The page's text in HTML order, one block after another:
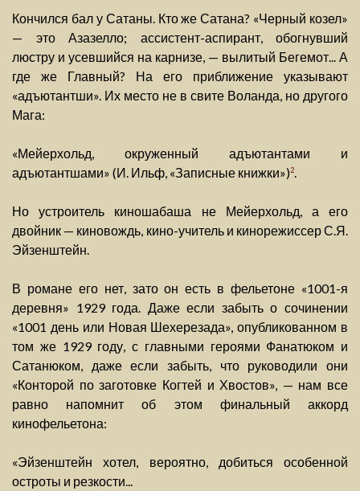
Кончился бал у Сатаны. Кто же Сатана? «Черный козел»
— это Азазелло; ассистент-аспирант, обогнувший
люстру и усевшийся на карнизе, — вылитый Бегемот... А
где же Главный? На его приближение указывают
«адъютантши». Их место не в свите Воланда, но другого
Мага:
«Мейерхольд, окруженный адъютантами и
адъютантшами» (И. Ильф, «Записные книжки»)2.
Но устроитель киношабаша не Мейерхольд, а его
двойник — киновождь, кино-учитель и кинорежиссер С.Я.
Эйзенштейн.
В романе его нет, зато он есть в фельетоне «1001-я
деревня» 1929 года. Даже если забыть о сочинении
«1001 день или Новая Шехерезада», опубликованном в
том же 1929 году, с главными героями Фанатюком и
Сатанюком, даже если забыть, что руководили они
«Конторой по заготовке Когтей и Хвостов», — нам все
равно напомнит об этом финальный аккорд
кинофельетона:
«Эйзенштейн хотел, вероятно, добиться особенной
остроты и резкости...